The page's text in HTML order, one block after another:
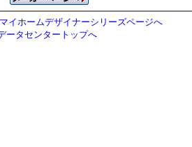
イホームデザイナーシリーズページへ
ータセンタートップへ